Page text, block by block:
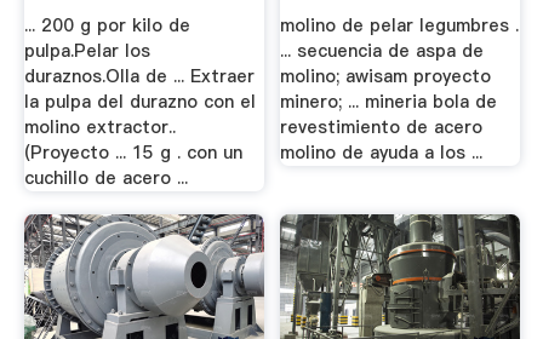
... 200 g por kilo de
pulpa.Pelar los
duraznos.Olla de ... Extraer
la pulpa del durazno con el
molino extractor..
(Proyecto ... 15 g . con un
cuchillo de acero ...
molino de pelar legumbres .
... secuencia de aspa de
molino; awisam proyecto
minero; ... mineria bola de
revestimiento de acero
molino de ayuda a los ...